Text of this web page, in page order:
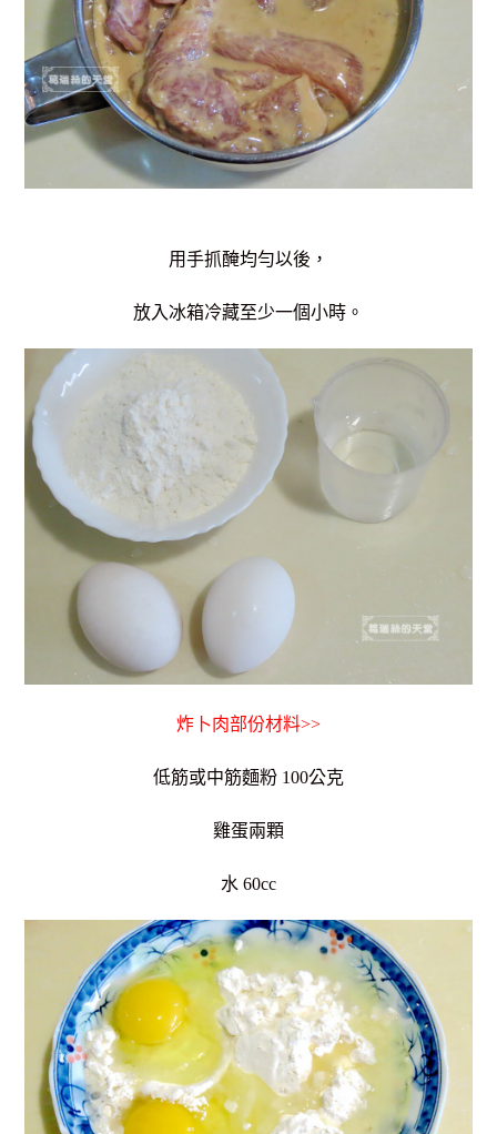
用手抓醃均勻以後，
放入冰箱冷藏至少一個小時。
炸卜肉部份材料>>
低筋或中筋麵粉 100公克
雞蛋兩顆
水 60cc